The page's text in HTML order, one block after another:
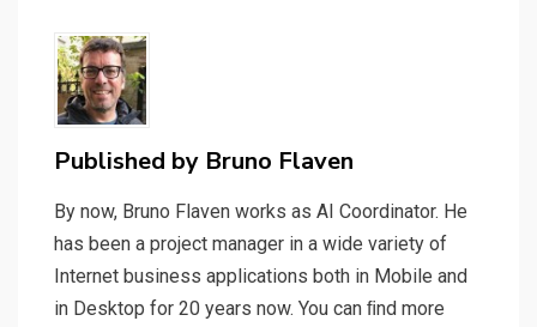
Published by Bruno Flaven
By now, Bruno Flaven works as AI Coordinator. He
has been a project manager in a wide variety of
Internet business applications both in Mobile and
in Desktop for 20 years now. You can ﬁnd more